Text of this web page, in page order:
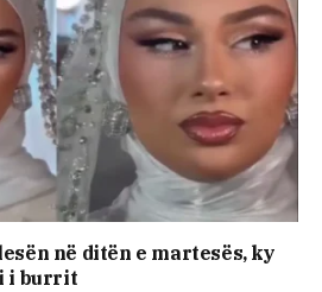
në ditën e martesës, ky
i burrit